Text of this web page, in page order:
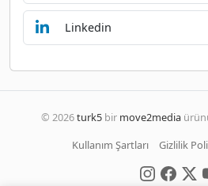
Linkedin
© 2026turk5 bir move2media
Kullanım Şartları
Gizlilik